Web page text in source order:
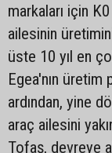
markaları için
ailesinin
üste 10 yıl en
Egea'nın üretim
ardından, yine
araç ailesini
Tofaş, devreye